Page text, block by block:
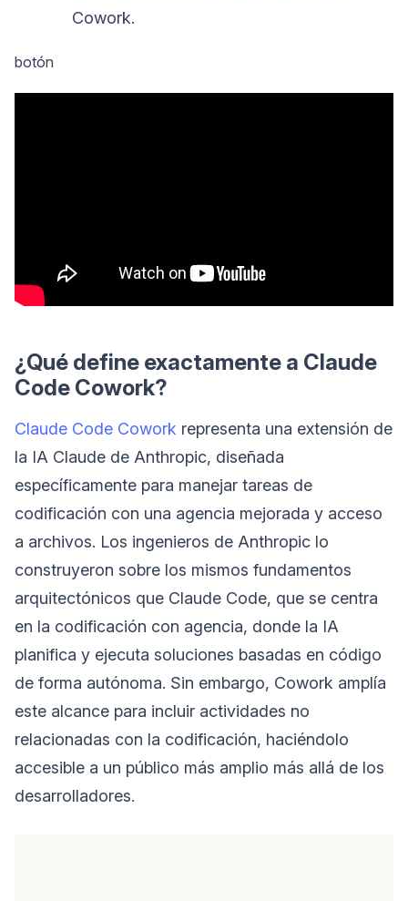
Cowork.
botón
¿Qué define exactamente a Claude
Code Cowork?
Claude Code Cowork representa una extensión de
la IA Claude de Anthropic, diseñada
específicamente para manejar tareas de
codificación con una agencia mejorada y acceso
a archivos. Los ingenieros de Anthropic lo
construyeron sobre los mismos fundamentos
arquitectónicos que Claude Code, que se centra
en la codificación con agencia, donde la IA
planifica y ejecuta soluciones basadas en código
de forma autónoma. Sin embargo, Cowork amplía
este alcance para incluir actividades no
relacionadas con la codificación, haciéndolo
accesible a un público más amplio más allá de los
desarrolladores.